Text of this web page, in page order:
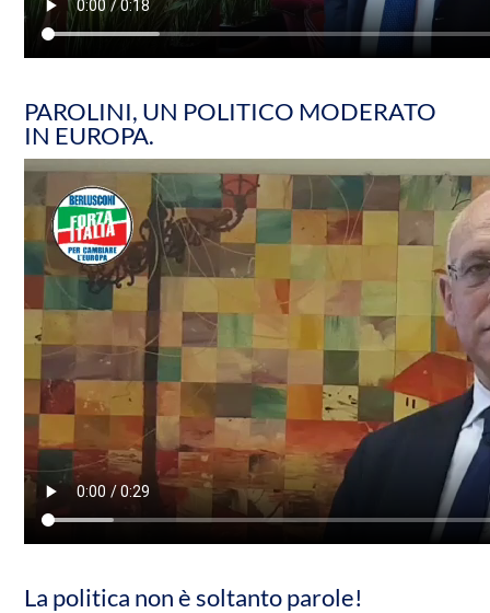
PAROLINI, UN POLITICO MODERATO
IN EUROPA.
La politica non è soltanto parole!